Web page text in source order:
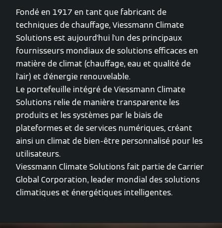
Fondé en 1917 en tant que fabricant de
techniques de chauffage, Viessmann Climate
Solutions est aujourd'hui l'un des principaux
fournisseurs mondiaux de solutions efficaces en
matière de climat (chauffage, eau et qualité de
l'air) et d'énergie renouvelable.
Le portefeuille intégré de Viessmann Climate
Solutions relie de manière transparente les
produits et les systèmes par le biais de
plateformes et de services numériques, créant
ainsi un climat de bien-être personnalisé pour les
utilisateurs.
Viessmann Climate Solutions fait partie de Carrier
Global Corporation, leader mondial des solutions
climatiques et énergétiques intelligentes.